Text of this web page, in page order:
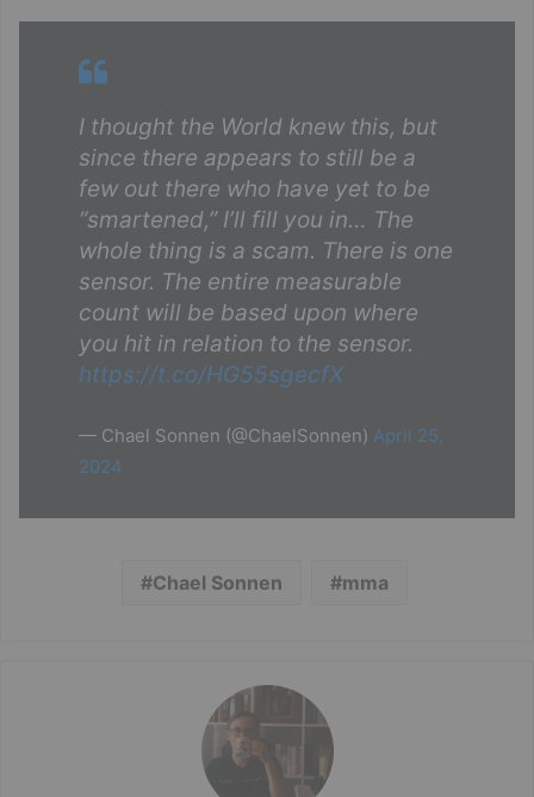
I thought the World knew this, but
since there appears to still be a
few out there who have yet to be
“smartened,” I’ll fill you in… The
whole thing is a scam. There is one
sensor. The entire measurable
count will be based upon where
you hit in relation to the sensor.
https://t.co/HG55sgecfX
— Chael Sonnen (@ChaelSonnen) April 25,
2024
Chael Sonnen mma